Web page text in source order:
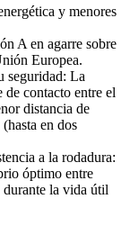
y menores
A en agarre sobre
Europea.
seguridad: La
contacto entre el
distancia de
en dos
a la rodadura:
óptimo entre
durante la vida útil